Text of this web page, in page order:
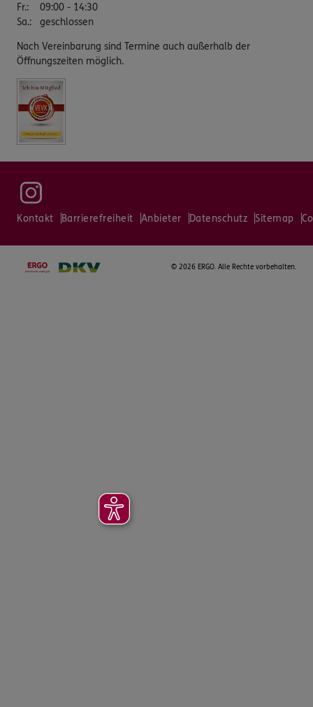
Fr.:
09:00 - 14:30
Sa.: geschlossen
Nach Vereinbarung sind Termine auch außerhalb der
Öffnungszeiten möglich.
Kontakt Barrierefreiheit Anbieter Datenschutz Sitemap
© 2026 ERGO. Alle Rechte vorbehalten.